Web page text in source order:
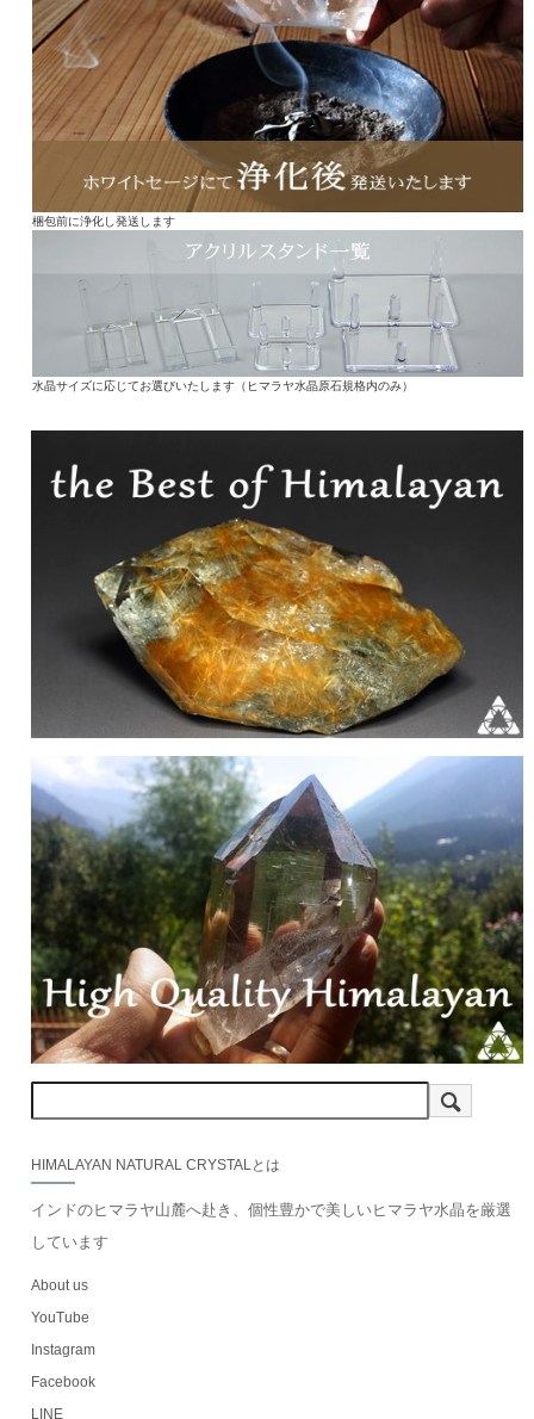
梱包前に浄化し発送します
水晶サイズに応じてお選びいたします（ヒマラヤ水晶原石規格内のみ）
HIMALAYAN NATURAL CRYSTALとは
インドのヒマラヤ山麓へ赴き、個性豊かで美しいヒマラヤ水晶を厳選
しています
About us
YouTube
Instagram
Facebook
LINE